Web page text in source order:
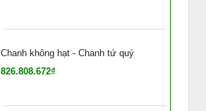
Chanh không hạt - Chanh tứ quý
826.808.672₫